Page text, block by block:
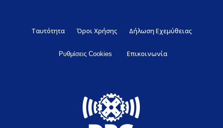
Ταυτότητα Όροι Χρήσης Δήλωση Εχεμύθειας
Ρυθμίσεις Cookies Επικοινωνία